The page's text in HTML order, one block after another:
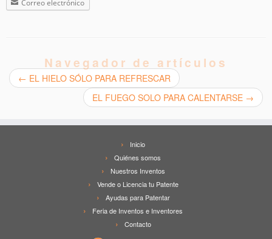
Correo electrónico
Navegador de artículos
← EL HIELO SÓLO PARA REFRESCAR
EL FUEGO SOLO PARA CALENTARSE →
Inicio
Quiénes somos
Nuestros Inventos
Vende o Licencia tu Patente
Ayudas para Patentar
Feria de Inventos e Inventores
Contacto